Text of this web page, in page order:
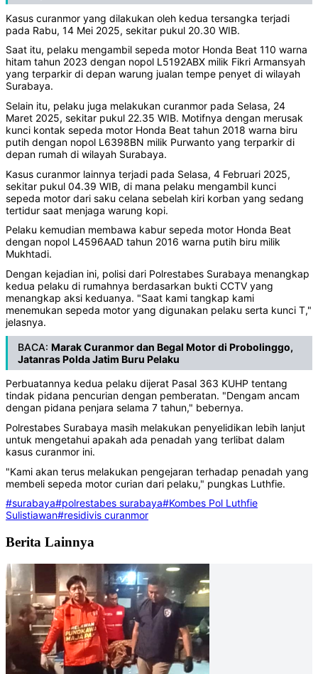
Kasus curanmor yang dilakukan oleh kedua tersangka terjadi
pada Rabu, 14 Mei 2025, sekitar pukul 20.30 WIB.
Saat itu, pelaku mengambil sepeda motor Honda Beat 110 warna
hitam tahun 2023 dengan nopol L5192ABX milik Fikri Armansyah
yang terparkir di depan warung jualan tempe penyet di wilayah
Surabaya.
Selain itu, pelaku juga melakukan curanmor pada Selasa, 24
Maret 2025, sekitar pukul 22.35 WIB. Motifnya dengan merusak
kunci kontak sepeda motor Honda Beat tahun 2018 warna biru
putih dengan nopol L6398BN milik Purwanto yang terparkir di
depan rumah di wilayah Surabaya.
Kasus curanmor lainnya terjadi pada Selasa, 4 Februari 2025,
sekitar pukul 04.39 WIB, di mana pelaku mengambil kunci
sepeda motor dari saku celana sebelah kiri korban yang sedang
tertidur saat menjaga warung kopi.
Pelaku kemudian membawa kabur sepeda motor Honda Beat
dengan nopol L4596AAD tahun 2016 warna putih biru milik
Mukhtadi.
Dengan kejadian ini, polisi dari Polrestabes Surabaya menangkap
kedua pelaku di rumahnya berdasarkan bukti CCTV yang
menangkap aksi keduanya. "Saat kami tangkap kami
menemukan sepeda motor yang digunakan pelaku serta kunci T,"
jelasnya.
BACA: Marak Curanmor dan Begal Motor di Probolinggo,
Jatanras Polda Jatim Buru Pelaku
Perbuatannya kedua pelaku dijerat Pasal 363 KUHP tentang
tindak pidana pencurian dengan pemberatan. "Dengam ancam
dengan pidana penjara selama 7 tahun," bebernya.
Polrestabes Surabaya masih melakukan penyelidikan lebih lanjut
untuk mengetahui apakah ada penadah yang terlibat dalam
kasus curanmor ini.
"Kami akan terus melakukan pengejaran terhadap penadah yang
membeli sepeda motor curian dari pelaku," pungkas Luthfie.
#surabaya#polrestabes surabaya#Kombes Pol Luthfie
Sulistiawan#residivis curanmor
Berita Lainnya